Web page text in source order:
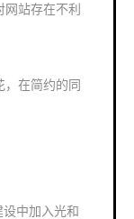
网站存在不利
，在简约的同
中加入光和